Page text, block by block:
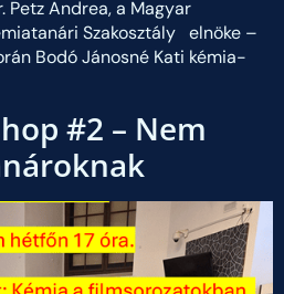
Andrea, a Magyar
Szakosztály elnöke –
Bodó Jánosné Kati kémia-
#2 – Nem